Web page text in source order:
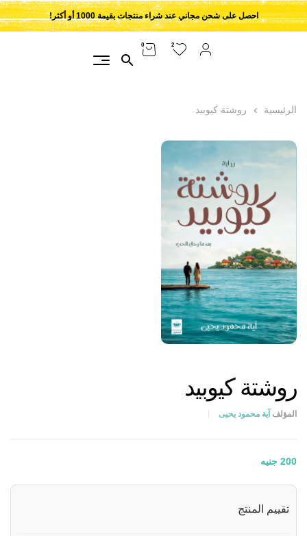
احصل على شحن مجاني عند شراء منتجات بقيمة 1000 أو أكثر!
2
0
الرئيسية روشتة كيوبيد
روشتة كيوبيد
المؤلف آية محمود يحيى
200 جنيه
تقييم المنتج